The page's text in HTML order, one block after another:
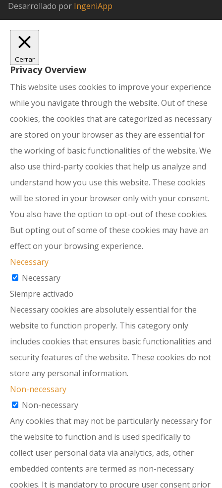
Desarrollado por IngeniApp
Cerrar
Privacy Overview
This website uses cookies to improve your experience
while you navigate through the website. Out of these
cookies, the cookies that are categorized as necessary
are stored on your browser as they are essential for
the working of basic functionalities of the website. We
also use third-party cookies that help us analyze and
understand how you use this website. These cookies
will be stored in your browser only with your consent.
You also have the option to opt-out of these cookies.
But opting out of some of these cookies may have an
effect on your browsing experience.
Necessary
Necessary
Siempre activado
Necessary cookies are absolutely essential for the
website to function properly. This category only
includes cookies that ensures basic functionalities and
security features of the website. These cookies do not
store any personal information.
Non-necessary
Non-necessary
Any cookies that may not be particularly necessary for
the website to function and is used specifically to
collect user personal data via analytics, ads, other
embedded contents are termed as non-necessary
cookies. It is mandatory to procure user consent prior